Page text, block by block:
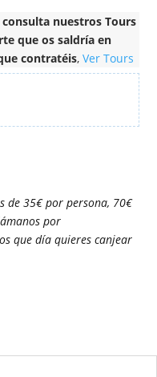
nuestros Tours
que os saldría en
contratéis,Ver Tours
de 35€ por persona, 70€
por
que día quieres canjear